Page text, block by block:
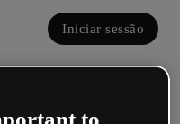
Iniciar sessão
to